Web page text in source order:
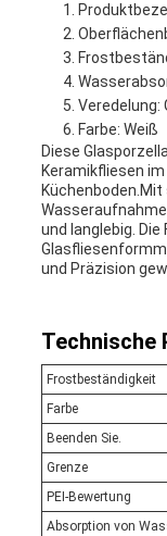
Veredelung:
Farbe: Weiß
Diese
Keramikfliesen
und langlebig.
und Präzision
Technische
Frostbeständigkeit
Farbe
Beenden Sie.
Grenze
PEI-Bewertung
Absorption von